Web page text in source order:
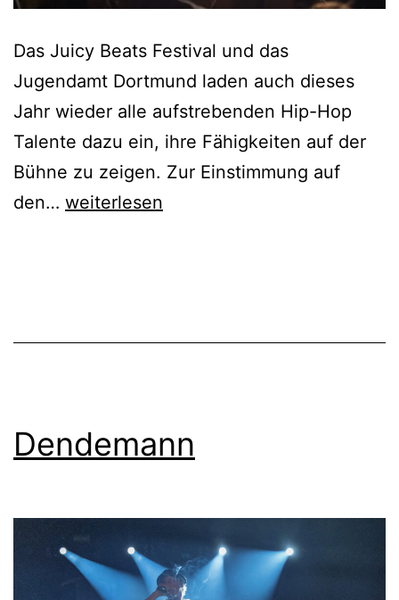
Das Juicy Beats Festival und das
Jugendamt Dortmund laden auch dieses
Jahr wieder alle aufstrebenden Hip-Hop
Talente dazu ein, ihre Fähigkeiten auf der
Bühne zu zeigen. Zur Einstimmung auf
den… Bring
weiterlesen
Dendemann